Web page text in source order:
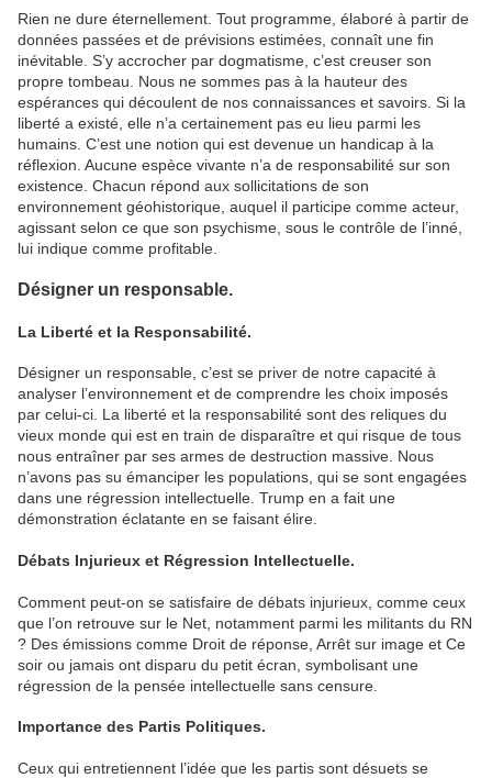
Rien ne dure éternellement. Tout programme, élaboré à partir de
données passées et de prévisions estimées, connaît une fin
inévitable. S’y accrocher par dogmatisme, c’est creuser son
propre tombeau. Nous ne sommes pas à la hauteur des
espérances qui découlent de nos connaissances et savoirs. Si la
liberté a existé, elle n’a certainement pas eu lieu parmi les
humains. C’est une notion qui est devenue un handicap à la
réflexion. Aucune espèce vivante n’a de responsabilité sur son
existence. Chacun répond aux sollicitations de son
environnement géohistorique, auquel il participe comme acteur,
agissant selon ce que son psychisme, sous le contrôle de l’inné,
lui indique comme profitable.
Désigner un responsable.
La Liberté et la Responsabilité.
Désigner un responsable, c’est se priver de notre capacité à
analyser l’environnement et de comprendre les choix imposés
par celui-ci. La liberté et la responsabilité sont des reliques du
vieux monde qui est en train de disparaître et qui risque de tous
nous entraîner par ses armes de destruction massive. Nous
n’avons pas su émanciper les populations, qui se sont engagées
dans une régression intellectuelle. Trump en a fait une
démonstration éclatante en se faisant élire.
Débats Injurieux et Régression Intellectuelle.
Comment peut-on se satisfaire de débats injurieux, comme ceux
que l’on retrouve sur le Net, notamment parmi les militants du RN
? Des émissions comme Droit de réponse, Arrêt sur image et Ce
soir ou jamais ont disparu du petit écran, symbolisant une
régression de la pensée intellectuelle sans censure.
Importance des Partis Politiques.
Ceux qui entretiennent l’idée que les partis sont désuets se